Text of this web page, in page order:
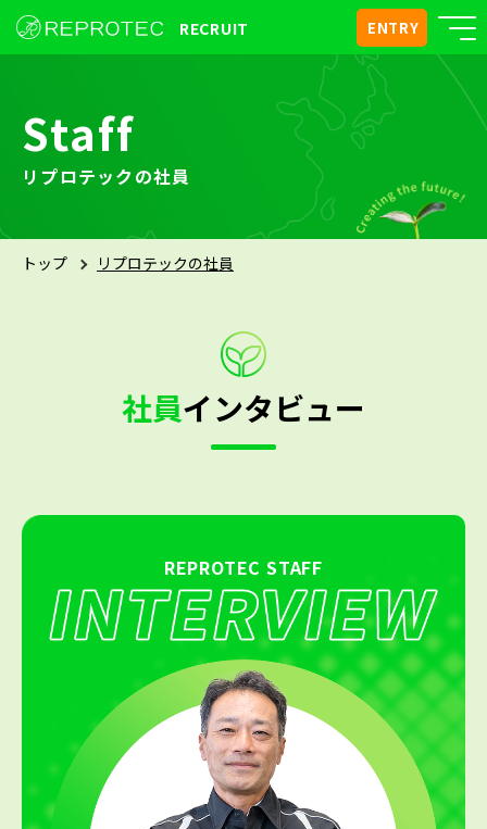
RECRUIT ENTRY
Staff
リプロテックの社員
トップ リプロテックの社員
社員インタビュー
REPROTEC STAFF